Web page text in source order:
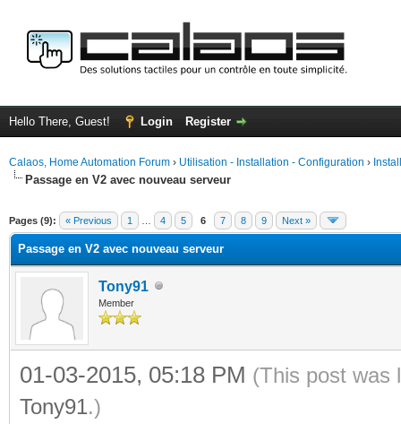
Hello There, Guest! Login Register
Calaos, Home Automation Forum › Utilisation - Installation - Configuration ›
Passage en V2 avec nouveau serveur
Pages (9): « Previous 1 4 5 6 7 8 9 Next »
Passage en V2 avec nouveau serveur
Tony91
Member
01-03-2015, 05:18 PM (This post was
Tony91.)